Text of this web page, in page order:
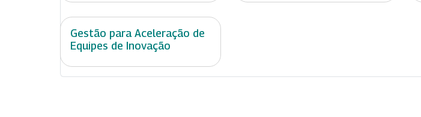
Gestão para Aceleração de
Equipes de Inovação